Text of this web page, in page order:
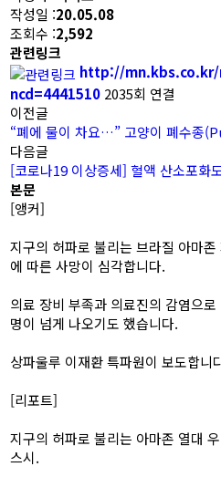
작성일 :20.05.08
조회수 :2,592
관련링크
http://
ncd=4441510 2035회 연결
이전글
“폐에 물이 차요…” 고양이 폐수종
다음글
[코로나19 이상증세] 혈액 산소포화
본문
[앵커]
지구의 허파로 불리는 브라질 아마
에 따른 사망이 심각합니다.
의료 장비 부족과 의료진의 감염으
명이 넘게 나오기도 했습니다.
상파울루 이재환 특파원이 보도합니
[리포트]
지구의 허파로 불리는 아마존 열대
스시.